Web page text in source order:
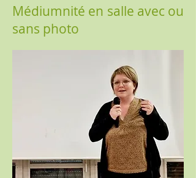
Médiumnité en salle avec ou
sans photo